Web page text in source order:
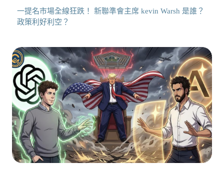
一提名市場全線狂跌！ 新聯準會主席 kevin Warsh 是誰？
政策利好利空？